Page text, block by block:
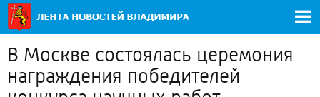
В Москве состоялась церемония
награждения победителей